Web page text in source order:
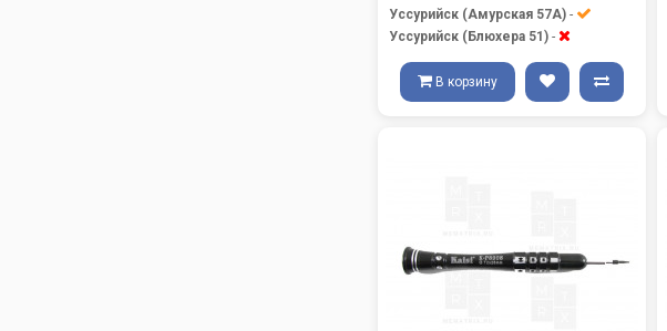
Уссурийск (Амурская 57А) -
Уссурийск (Блюхера 51) -
В корзину